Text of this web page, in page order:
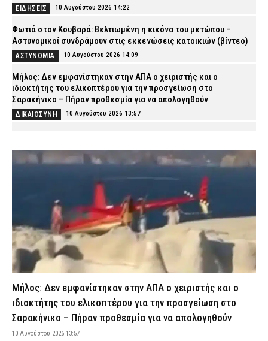
ΕΙΔΗΣΕΙΣ 10 Αυγούστου 2026 14:22
Φωτιά στον Κουβαρά: Βελτιωμένη η εικόνα του μετώπου –
Αστυνομικοί συνδράμουν στις εκκενώσεις κατοικιών (βίντεο)
ΑΣΤΥΝΟΜΙΑ 10 Αυγούστου 2026 14:09
Μήλος: Δεν εμφανίστηκαν στην ΑΠΑ ο χειριστής και ο
ιδιοκτήτης του ελικοπτέρου για την προσγείωση στο
Σαρακήνικο – Πήραν προθεσμία για να απολογηθούν
ΔΙΚΑΙΟΣΥΝΗ 10 Αυγούστου 2026 13:57
ΕΙΔΗΣΕΙΣ 10 Αυγούστου 2026 13:44
κατήγγειλε ότι τη θώπευσε
10 Αυγούστου 2026 13:34
Κικίλιας: «Έρχονται 420 νέες προσλήψεις στο Λιμενικό Σώμα»
ΣΩΜΑΤΑ ΑΣΦΑΛΕΙΑΣ 10 Αυγούστου 2026 13:21
Θρήνος στην ΕΛ.ΑΣ.: Σκοτώθηκε σε τροχαίο ο Αρχιφύλακας εν
αποστρατεία Σταύρος Αποστολόπουλος
ΣΩΜΑΤΑ ΑΣΦΑΛΕΙΑΣ
Κρήτη: 15χρονος μέθυσε σε γλέντι στην Ελούντα και
μεταφέρθηκε στο νοσοκομείο – Συνελήφθη ο πατέρας του
ΑΣΤΥΝΟΜΙΑ
Μήλος: Δεν εμφανίστηκαν στην ΑΠΑ ο χειριστής και ο
ιδιοκτήτης του ελικοπτέρου για την προσγείωση στο
Σαρακήνικο – Πήραν προθεσμία για να απολογηθούν
10 Αυγούστου 2026 13:57